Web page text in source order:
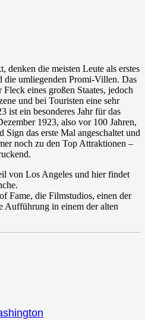
denken die meisten Leute als erstes
umliegenden Promi-Villen. Das
eines großen Staates, jedoch
und bei Touristen eine sehr
ist ein besonderes Jahr für das
1923, also vor 100 Jahren,
das erste Mal angeschaltet und
noch zu den Top Attraktionen –
von Los Angeles und hier findet
Fame, die Filmstudios, einen der
Aufführung in einem der alten